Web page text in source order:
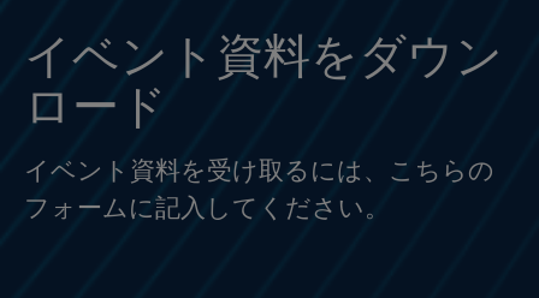
イベント資料をダウン
ロード
イベント資料を受け取るには、こちらの
フォームに記入してください。